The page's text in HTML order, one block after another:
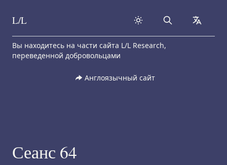
Skip to content
L/L Search
Вы находитесь на части сайта L/L Research,
переведенной добровольцами
Англоязычный сайт
Сеанс 64